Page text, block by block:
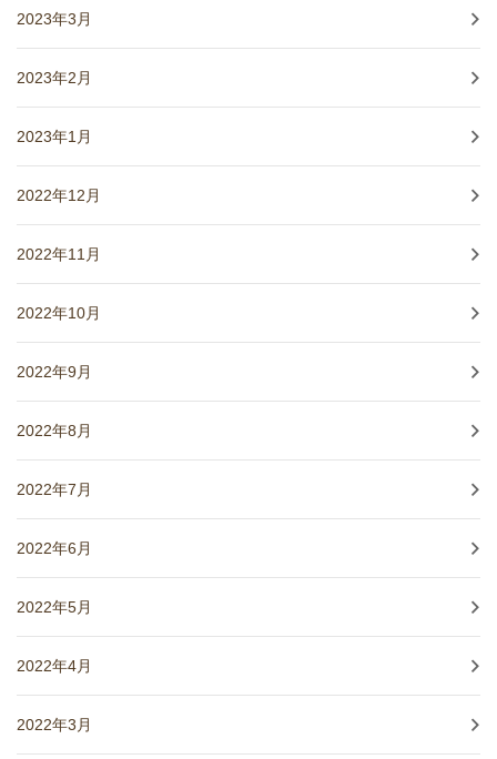
2023年3月
2023年2月
2023年1月
2022年12月
2022年11月
2022年10月
2022年9月
2022年8月
2022年7月
2022年6月
2022年5月
2022年4月
2022年3月